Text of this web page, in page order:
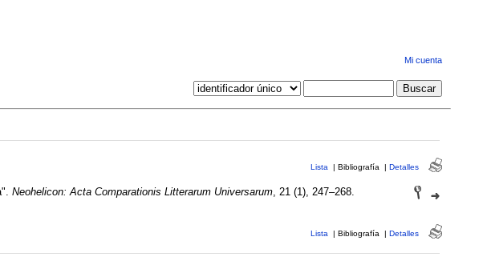
Mi cuenta
Lista | Bibliografía | Detalles
Neohelicon: Acta Comparationis Litterarum Universarum, 21 (1), 247–268.
Lista | Bibliografía | Detalles